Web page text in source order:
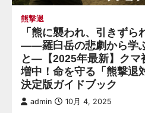
熊撃退
「熊に襲われ、引きずら
——羅臼岳の悲劇から学
と—【2025年最新】クマ
増中！命を守る「熊撃退
決定版ガイドブック
admin 10月 4, 2025